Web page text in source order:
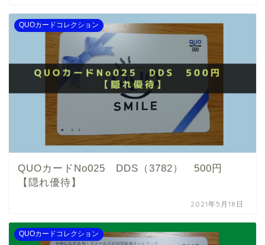
QUOカードコレクション
QUOカードNo025 DDS（3782） 500円
【隠れ優待】
2021年5月18日
QUOカードコレクション